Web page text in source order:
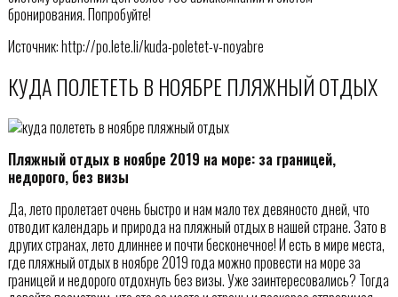
бронирования. Попробуйте!
Источник: http://po.lete.li/kuda-poletet-v-noyabre
КУДА ПОЛЕТЕТЬ В НОЯБРЕ ПЛЯЖНЫЙ ОТДЫХ
Пляжный отдых в ноябре 2019 на море: за границей,
недорого, без визы
Да, лето пролетает очень быстро и нам мало тех девяносто дней, что
отводит календарь и природа на пляжный отдых в нашей стране. Зато в
других странах, лето длиннее и почти бесконечное! И есть в мире места,
где пляжный отдых в ноябре 2019 года можно провести на море за
границей и недорого отдохнуть без визы. Уже заинтересовались? Тогда